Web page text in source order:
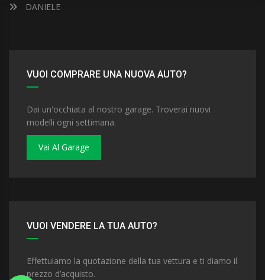
DANIELE
VUOI COMPRARE UNA NUOVA AUTO?
Dai un'occhiata al nostro garage. Troverai nuovi
modelli ogni settimana.
Vai Al Garage
VUOI VENDERE LA TUA AUTO?
Effettuiamo la quotazione della tua vettura e ti diamo il
prezzo d’acquisto.